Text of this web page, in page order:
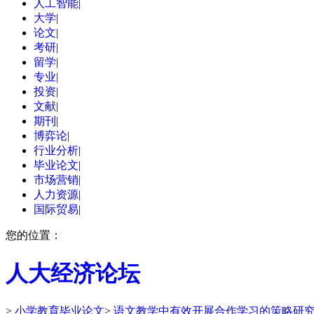
人工智能|
大学|
论文|
考研|
留学|
专业|
投资|
文献|
期刊 |
博弈论|
行业分析|
毕业论文|
市场营销|
人力资源|
国际贸易|
您的位置：
人大经济论坛
> 小学教育毕业论文> 语文教学中有效开展合作学习的策略研